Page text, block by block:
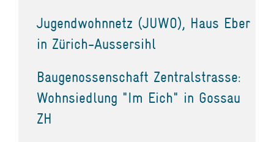
Jugendwohnnetz (JUWO), Haus Eber
in Zürich-Aussersihl
Baugenossenschaft Zentralstrasse:
Wohnsiedlung "Im Eich" in Gossau
ZH